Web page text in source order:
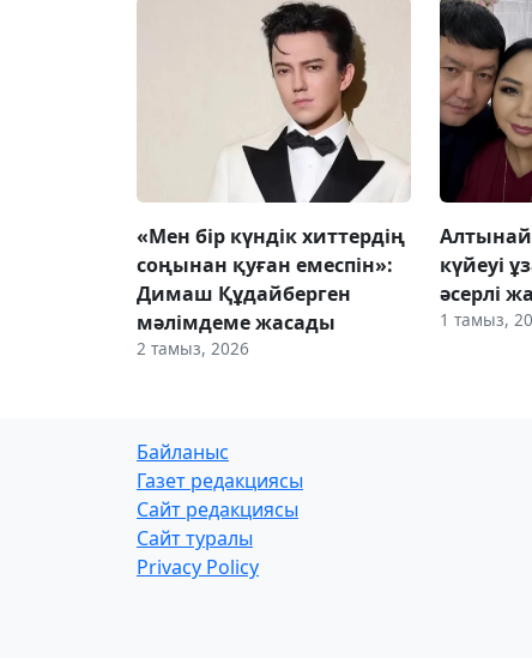
«Мен бір күндік хиттердің
соңынан қуған емеспін»:
Димаш Құдайберген
мәлімдеме жасады
2 тамыз, 2026
күйеуі
әсерлі
1 тамыз,
Байланыс
Газет редакциясы
Сайт редакциясы
Сайт туралы
Privacy Policy